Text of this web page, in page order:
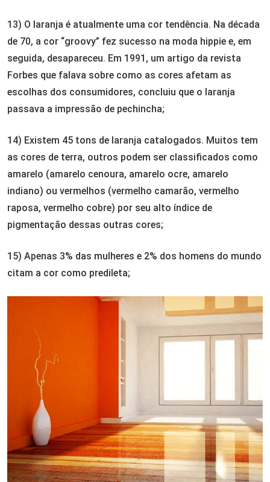
13) O laranja é atualmente uma cor tendência. Na década
de 70, a cor “groovy” fez sucesso na moda hippie e, em
seguida, desapareceu. Em 1991, um artigo da revista
Forbes que falava sobre como as cores afetam as
escolhas dos consumidores, concluiu que o laranja
passava a impressão de pechincha;
14) Existem 45 tons de laranja catalogados. Muitos tem
as cores de terra, outros podem ser classificados como
amarelo (amarelo cenoura, amarelo ocre, amarelo
indiano) ou vermelhos (vermelho camarão, vermelho
raposa, vermelho cobre) por seu alto índice de
pigmentação dessas outras cores;
15) Apenas 3% das mulheres e 2% dos homens do mundo
citam a cor como predileta;